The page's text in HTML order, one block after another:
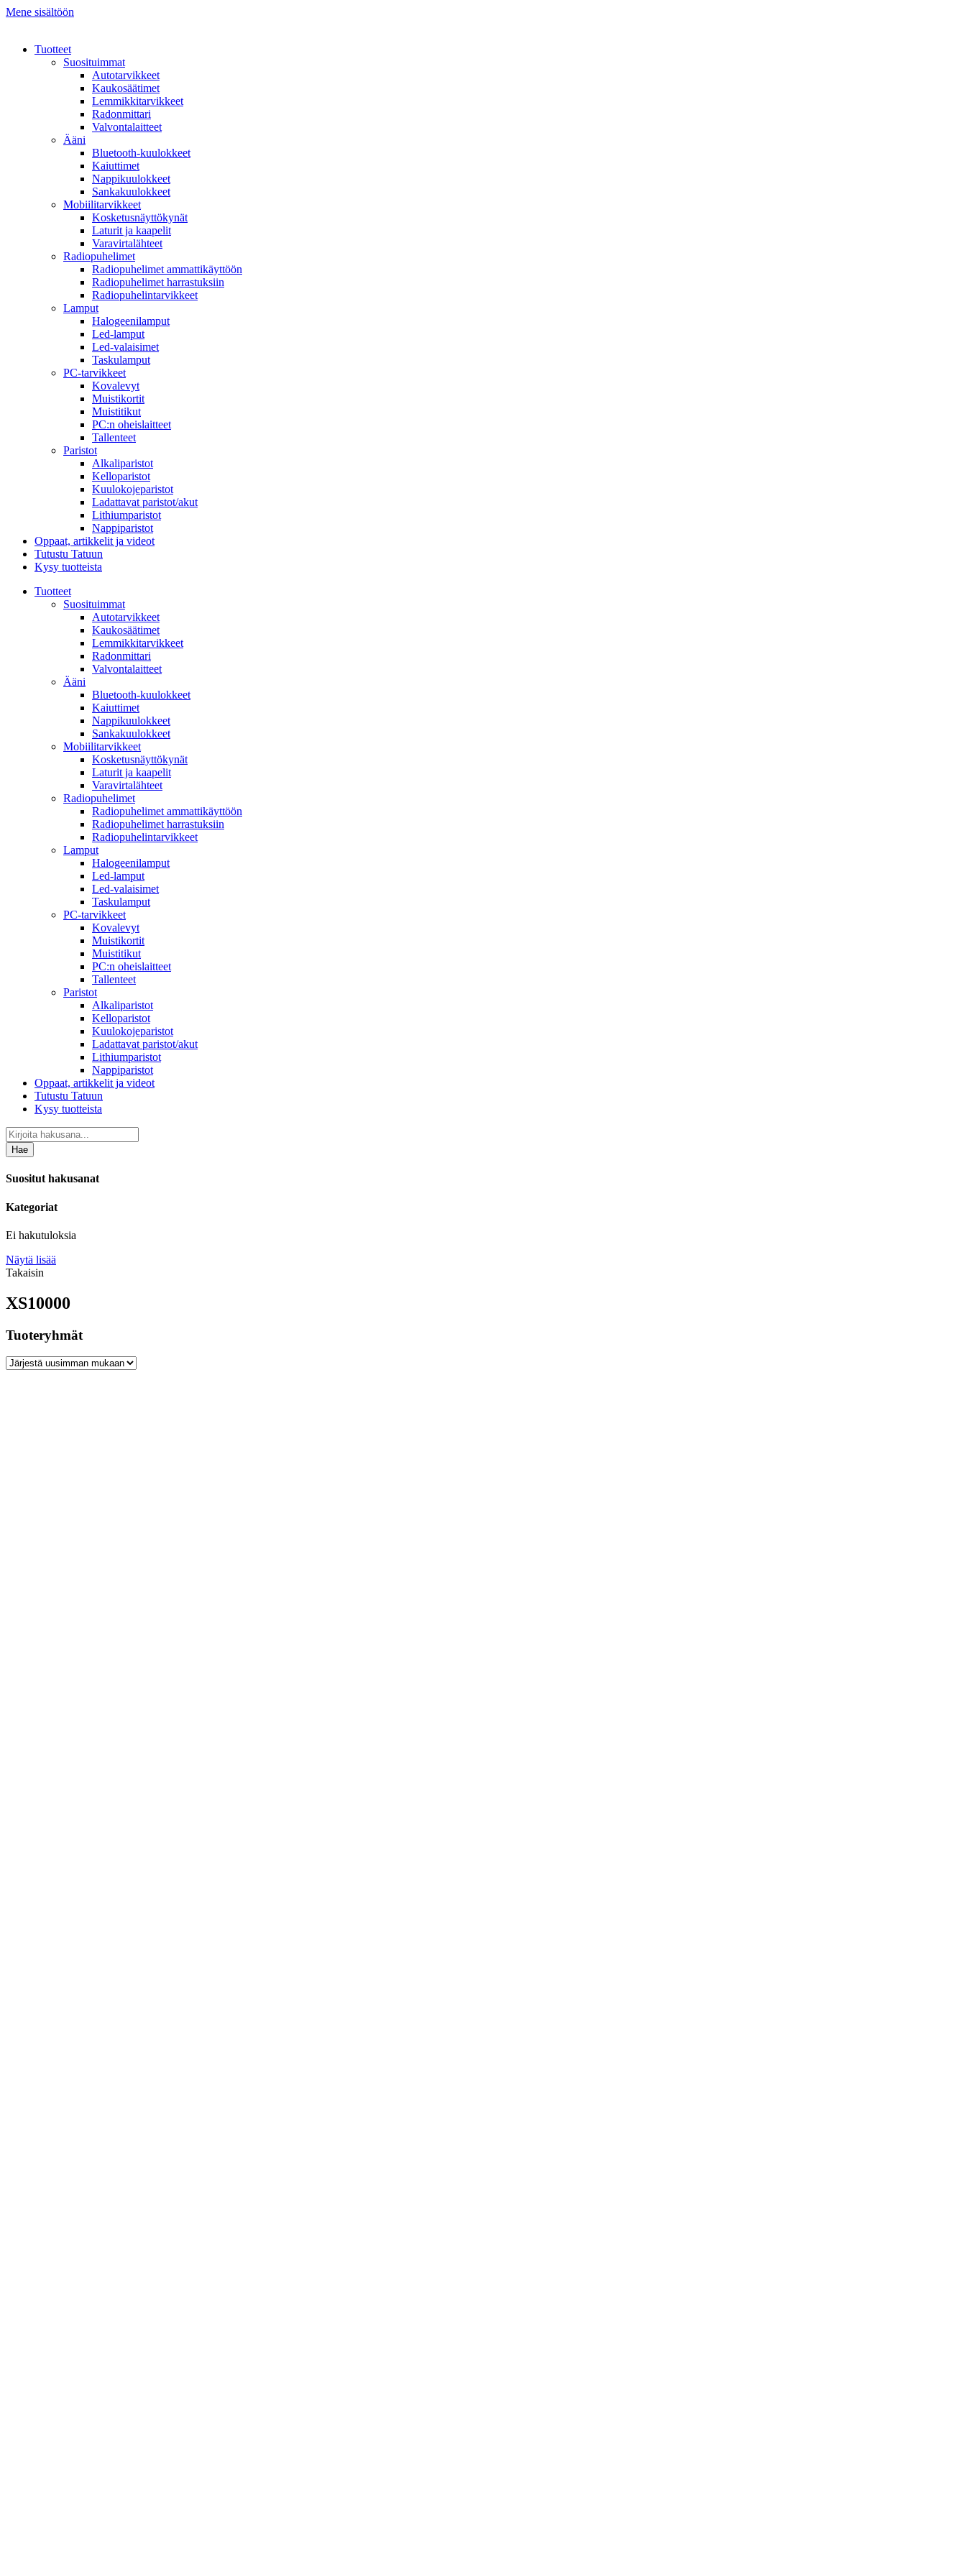
Mene sisältöön
Tuotteet
Suosituimmat
Autotarvikkeet
Kaukosäätimet
Lemmikkitarvikkeet
Radonmittari
Valvontalaitteet
Ääni
Bluetooth-kuulokkeet
Kaiuttimet
Nappikuulokkeet
Sankakuulokkeet
Mobiilitarvikkeet
Kosketusnäyttökynät
Laturit ja kaapelit
Varavirtalähteet
Radiopuhelimet
Radiopuhelimet ammattikäyttöön
Radiopuhelimet harrastuksiin
Radiopuhelintarvikkeet
Lamput
Halogeenilamput
Led-lamput
Led-valaisimet
Taskulamput
PC-tarvikkeet
Kovalevyt
Muistikortit
Muistitikut
PC:n oheislaitteet
Tallenteet
Paristot
Alkaliparistot
Kelloparistot
Kuulokojeparistot
Ladattavat paristot/akut
Lithiumparistot
Nappiparistot
Oppaat, artikkelit ja videot
Tutustu Tatuun
Kysy tuotteista
Tuotteet
Suosituimmat
Autotarvikkeet
Kaukosäätimet
Lemmikkitarvikkeet
Radonmittari
Valvontalaitteet
Ääni
Bluetooth-kuulokkeet
Kaiuttimet
Nappikuulokkeet
Sankakuulokkeet
Mobiilitarvikkeet
Kosketusnäyttökynät
Laturit ja kaapelit
Varavirtalähteet
Radiopuhelimet
Radiopuhelimet ammattikäyttöön
Radiopuhelimet harrastuksiin
Radiopuhelintarvikkeet
Lamput
Halogeenilamput
Led-lamput
Led-valaisimet
Taskulamput
PC-tarvikkeet
Kovalevyt
Muistikortit
Muistitikut
PC:n oheislaitteet
Tallenteet
Paristot
Alkaliparistot
Kelloparistot
Kuulokojeparistot
Ladattavat paristot/akut
Lithiumparistot
Nappiparistot
Oppaat, artikkelit ja videot
Tutustu Tatuun
Kysy tuotteista
Hae
Suositut hakusanat
Kategoriat
Ei hakutuloksia
Näytä lisää
Takaisin
XS10000
Tuoteryhmät